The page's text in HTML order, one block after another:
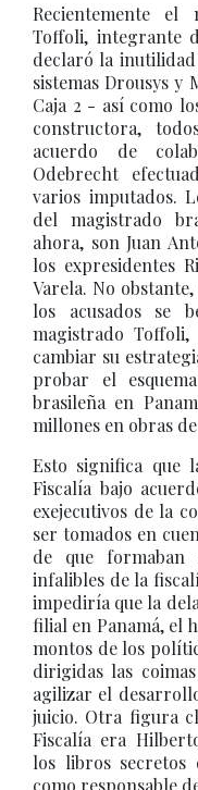
Recientemente el
Toffoli, integrante
declaró la
sistemas Drousys y
Caja 2 - así como
constructora,
acuerdo de
Odebrecht
varios imputados.
del magistrado
ahora, son Juan
los expresidentes
Varela. No
los acusados se
magistrado
cambiar su
probar el
brasileña en
millones en obras
Esto significa que
Fiscalía bajo
exejecutivos de la
ser tomados en
de que
infalibles de la
impediría que la
filial en Panamá, el
montos de los
dirigidas las
agilizar el
juicio. Otra figura
Fiscalía era
los libros secretos
como responsable